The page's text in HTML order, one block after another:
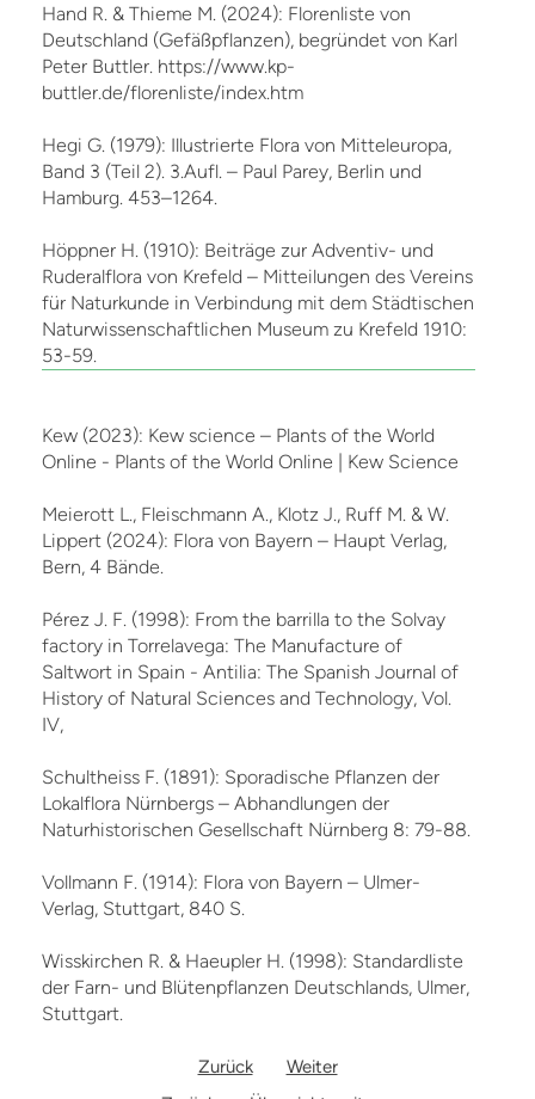
Hand R. & Thieme M. (2024): Florenliste von
Deutschland (Gefäßpflanzen), begründet von Karl
Peter Buttler. https://www.kp-
buttler.de/florenliste/index.htm
Hegi G. (1979): Illustrierte Flora von Mitteleuropa,
Band 3 (Teil 2). 3.Aufl. – Paul Parey, Berlin und
Hamburg. 453–1264.
Höppner H. (1910): Beiträge zur Adventiv- und
Ruderalflora von Krefeld – Mitteilungen des Vereins
für Naturkunde in Verbindung mit dem Städtischen
Naturwissenschaftlichen Museum zu Krefeld 1910:
53-59.
Kew (2023): Kew science – Plants of the World
Online - Plants of the World Online | Kew Science
Meierott L., Fleischmann A., Klotz J., Ruff M. & W.
Lippert (2024): Flora von Bayern – Haupt Verlag,
Bern, 4 Bände.
Pérez J. F. (1998): From the barrilla to the Solvay
factory in Torrelavega: The Manufacture of
Saltwort in Spain - Antilia: The Spanish Journal of
History of Natural Sciences and Technology, Vol.
IV,
Schultheiss F. (1891): Sporadische Pflanzen der
Lokalflora Nürnbergs – Abhandlungen der
Naturhistorischen Gesellschaft Nürnberg 8: 79-88.
Vollmann F. (1914): Flora von Bayern – Ulmer-
Verlag, Stuttgart, 840 S.
Wisskirchen R. & Haeupler H. (1998): Standardliste
der Farn- und Blütenpflanzen Deutschlands, Ulmer,
Stuttgart.
Zurück
Weiter